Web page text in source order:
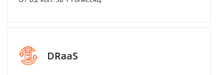
DRaaS